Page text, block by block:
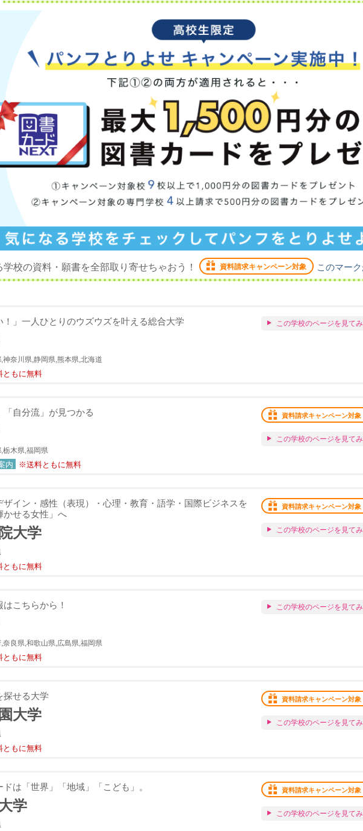
校の資料・願書を全部取り寄せちゃおう！ 資料請求キャンペーン対象 このマー
！」一人ひとりのウズウズを叶える総合大学
神奈川県,静岡県,熊本県,北海道
もに無料
この学校のページを見て
「自分流」が見つかる
栃木県,福岡県
内 ※送料ともに無料
資料請求キャンペーン対象
この学校のページを見て
ザイン・感性（表現）・心理・教育・語学・国際ビジネスを
かせる女性」へ
大学
もに無料
資料請求キャンペーン対象
この学校のページを見て
こちらから！
奈良県,和歌山県,広島県,福岡県
もに無料
この学校のページを見て
探せる大学
大学
もに無料
資料請求キャンペーン対象
この学校のページを見て
は「世界」「地域」「こども」。
学
資料請求キャンペーン対象
この学校のページを見て